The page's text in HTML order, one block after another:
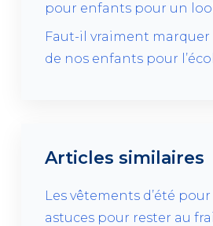
pour enfants pour un
Faut-il vraiment marquer
de nos enfants pour
Articles similaires
Les vêtements d’été
astuces pour rester au